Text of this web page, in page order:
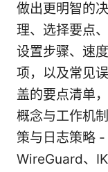
做出更明智的
理、选择要点
设置步骤、速
项，以及常见
盖的要点清单
概念与工作机
策与日志策略 -
WireGuard、